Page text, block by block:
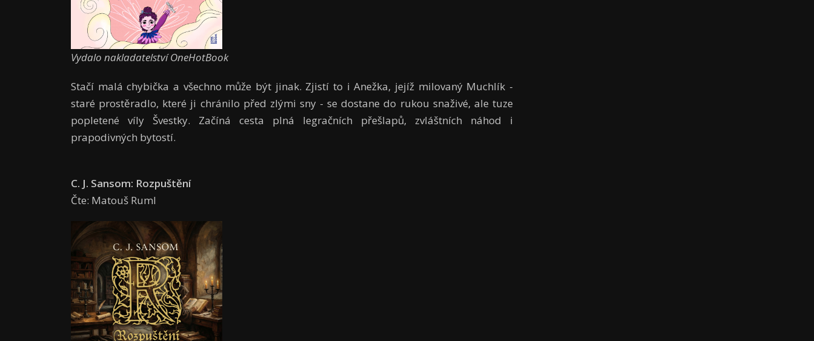
Vydalo nakladatelství OneHotBook
Stačí malá chybička a všechno může být jinak. Zjistí to i Anežka, jejíž milovaný Muchlík -
staré prostěradlo, které ji chránilo před zlými sny - se dostane do rukou snaživé, ale tuze
popletené víly Švestky. Začíná cesta plná legračních přešlapů, zvláštních náhod i
prapodivných bytostí.
C. J. Sansom: Rozpuštění
Čte: Matouš Ruml